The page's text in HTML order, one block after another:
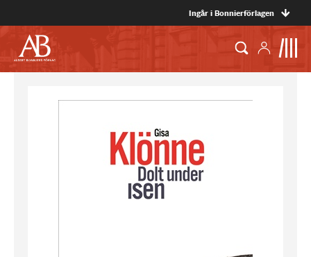
Ingår i Bonnierförlagen